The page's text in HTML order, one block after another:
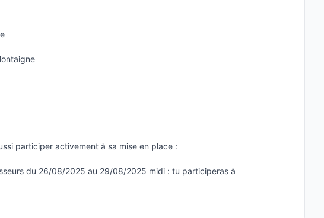
participer activement à sa mise en place :
du 26/08/2025 au 29/08/2025 midi : tu participeras à